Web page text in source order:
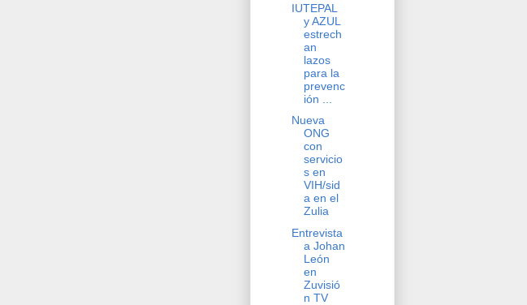
IUTEPAL
y AZUL
estrech
an
lazos
para la
prevenc
ión ...
Nueva
ONG
con
servicio
s en
VIH/sid
a en el
Zulia
Entrevista
a Johan
León
en
Zuvisió
n TV